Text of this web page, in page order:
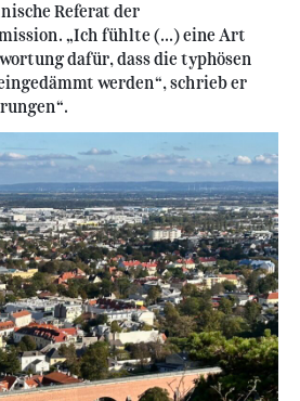
Referat der
„Ich fühlte (...) eine Art
dafür, dass die typhösen
werden“, schrieb er